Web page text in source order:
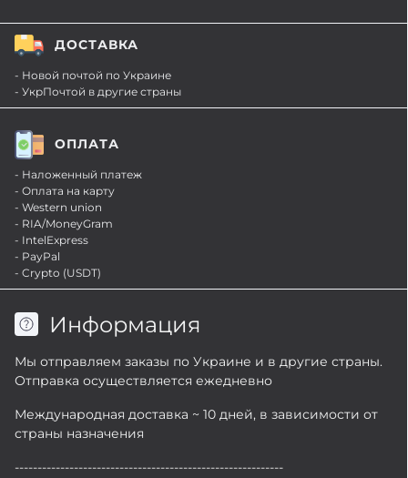
ДОСТАВКА
- Новой почтой по Украине
- УкрПочтой в другие страны
ОПЛАТА
- Наложенный платеж
- Оплата на карту
- Western union
- RIA/MoneyGram
- IntelExpress
- PayPal
- Crypto (USDT)
Информация
Мы отправляем заказы по Украине и в другие страны.
Отправка осуществляется ежедневно
Международная доставка ~ 10 дней, в зависимости от
страны назначения
-----------------------------------------------------------